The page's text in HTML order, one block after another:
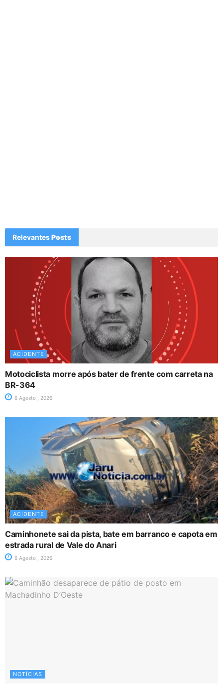
RelevantesPosts
ACIDENTE
Motociclista morre após bater de frente com carreta na
BR-364
6 Agosto , 2026
ACIDENTE
Caminhonete sai da pista, bate em barranco e capota em
estrada rural de Vale do Anari
6 Agosto , 2026
NOTÍCIAS